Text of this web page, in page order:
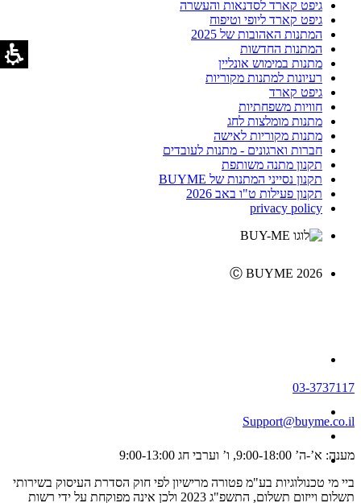
גיפט קארד לסדנאות והעשרה
גיפט קארד ליופי וטיפוח
המתנות האהובות של 2025
המתנות החדשות
מתנות במימוש אונליין
רעיונות למתנות מקוריות
גיפט קארד
חוויות משפחתיות
מתנות מומלצות לחג
מתנות מקוריות לאישה
חברות וארגונים - מתנות לעובדים
תקנון מתנה משותפת
תקנון נסייני המתנות של BUYME
תקנון פעילות ט"ו באב 2026
privacy policy
Ⓒ BUYME 2026
03-3737117
Support@buyme.co.il
מענה: א’-ה’ 9:00-18:00, ו’ וערבי חג 9:00-13:00
ביי מי טכנולוגיות בע"מ פטורה מרישיון לפי חוק הסדרת העיסוק בשירותי
תשלום וייזום תשלום, התשפ"ג 2023 ולכן אינה מפוקחת על ידי רשות